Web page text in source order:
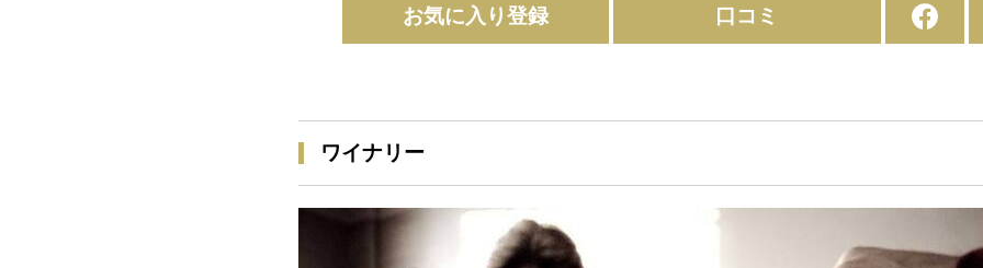
お気に入り登録 口コミ
ワイナリー